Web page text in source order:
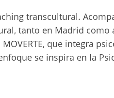
transcultural.
tanto en Madrid
que integra
se inspira en la